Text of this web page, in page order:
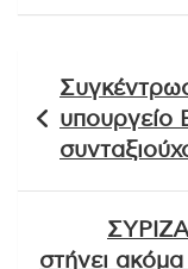
άρθρων
υπουργείο
στήνει